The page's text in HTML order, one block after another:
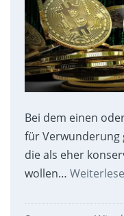
Bei dem einen
für Verwunderung
die als eher
wollen…